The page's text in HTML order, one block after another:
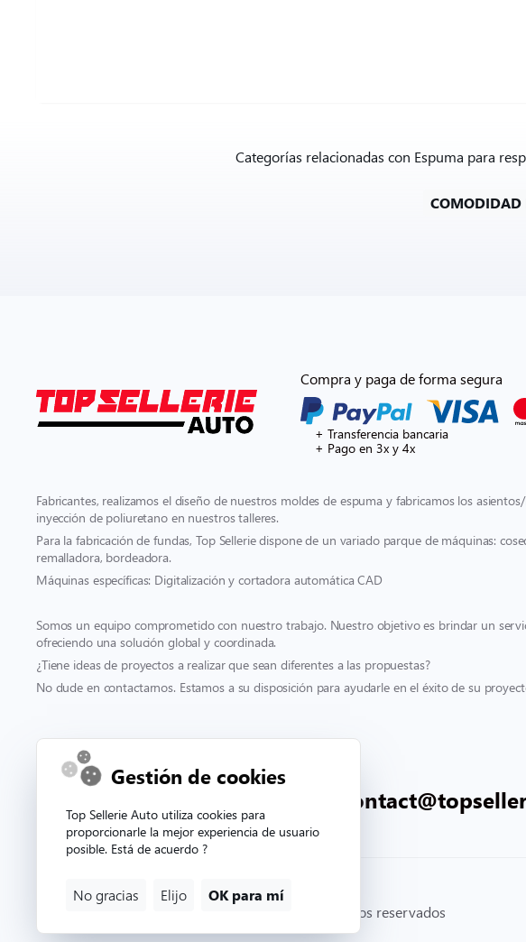
Categorías relacionadas con Espuma para
COMODIDAD
Compra y paga de forma segura
+ Transferencia bancaria
+ Pago en 3x y 4x
Fabricantes, realizamos el diseño de nuestros moldes de espuma y fabricamos los
inyección de poliuretano en nuestros talleres.
Para la fabricación de fundas, Top Sellerie dispone de un variado parque de máquinas:
remalladora, bordeadora.
Máquinas específicas: Digitalización y cortadora automática CAD
Somos un equipo comprometido con nuestro trabajo. Nuestro objetivo es brindar un
ofreciendo una solución global y coordinada.
¿Tiene ideas de proyectos a realizar que sean diferentes a las propuestas?
No dude en contactarnos. Estamos a su disposición para ayudarle en el éxito de su
Contacto y soporte
© Copyright 2026. Topsellerieauto Todos los derechos reservados
Gestión de cookies
Top Sellerie Auto utiliza cookies para
proporcionarle la mejor experiencia de usuario
posible. Está de acuerdo ?
No gracias Elijo OK para mí